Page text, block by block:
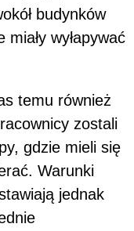
budynków
wyłapywać
temu również
zostali
gdzie mieli się
Warunki
jednak